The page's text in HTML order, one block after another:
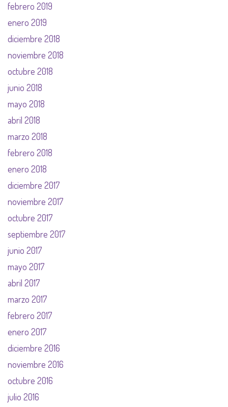
febrero 2019
enero 2019
diciembre 2018
noviembre 2018
octubre 2018
junio 2018
mayo 2018
abril 2018
marzo 2018
febrero 2018
enero 2018
diciembre 2017
noviembre 2017
octubre 2017
septiembre 2017
junio 2017
mayo 2017
abril 2017
marzo 2017
febrero 2017
enero 2017
diciembre 2016
noviembre 2016
octubre 2016
julio 2016